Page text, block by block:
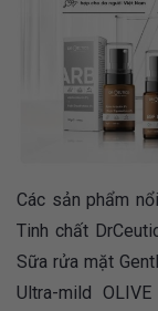
Các sản phẩm
Tinh chất
Sữa rửa mặt
Ultra-mild